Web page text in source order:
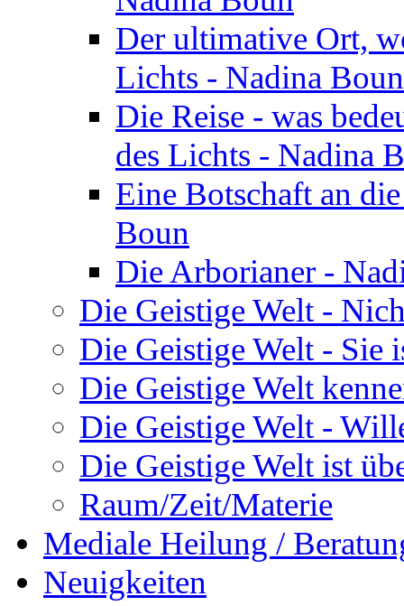
Der ultimative Ort,
Lichts - Nadina Boun
Die Reise - was
des Lichts - Nadina
Eine Botschaft an
Boun
Die Arborianer -
Die Geistige Welt -
Die Geistige Welt - Sie
Die Geistige Welt
Die Geistige Welt -
Die Geistige Welt ist
Raum/Zeit/Materie
Mediale Heilung /
Neuigkeiten